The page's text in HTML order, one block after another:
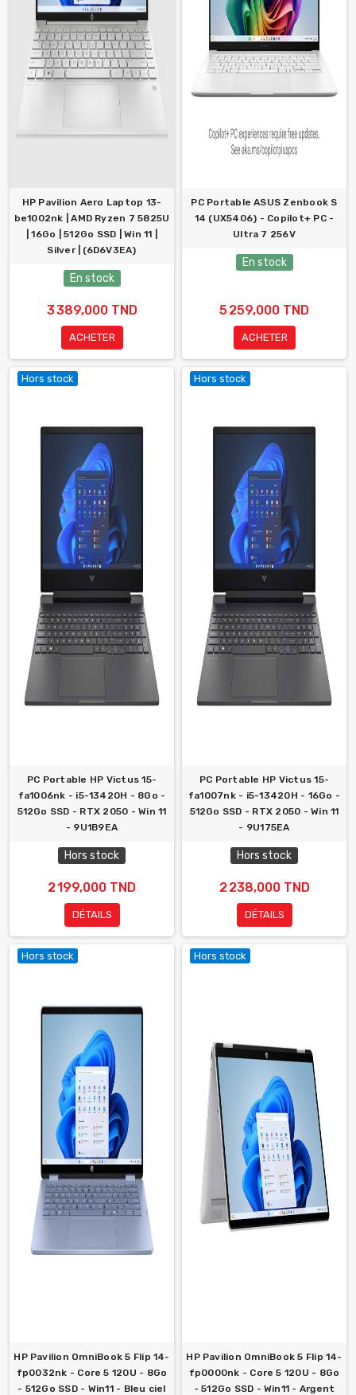
HP Pavilion Aero Laptop 13-
be1002nk | AMD Ryzen 7 5825U
| 16Go | 512Go SSD | Win 11 |
Silver | (6D6V3EA)
En stock
3 389,000 TND
ACHETER
PC Portable ASUS Zenbook S
14 (UX5406) - Copilot+ PC -
Ultra 7 256V
En stock
5 259,000 TND
ACHETER
Hors stock
PC Portable HP Victus 15-
fa1006nk - i5-13420H - 8Go -
512Go SSD - RTX 2050 - Win 11
- 9U1B9EA
Hors stock
2 199,000 TND
DÉTAILS
Hors stock
PC Portable HP Victus 15-
fa1007nk - i5-13420H - 16Go -
512Go SSD - RTX 2050 - Win 11
- 9U175EA
Hors stock
2 238,000 TND
DÉTAILS
Hors stock
HP Pavilion OmniBook 5 Flip 14-
fp0032nk - Core 5 120U - 8Go
- 512Go SSD - Win11 - Bleu ciel
Hors stock
HP Pavilion OmniBook 5 Flip 14-
fp0000nk - Core 5 120U - 8Go
- 512Go SSD - Win11 - Argent